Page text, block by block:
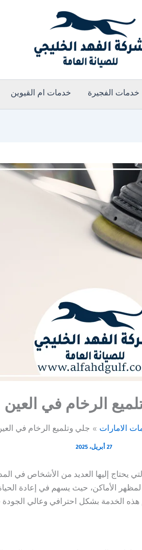
خدمات الفجيرة خدمات ام القيوين
الرخام في العين
الامارات جلي وتلميع الرخام في
27 أبريل، 2025
يحتاج إليها العديد من الأشخاص في
الأماكن، حيث يسهم في إعادة الحياة
هذه الخدمة بشكل احترافي وعالي الجودة